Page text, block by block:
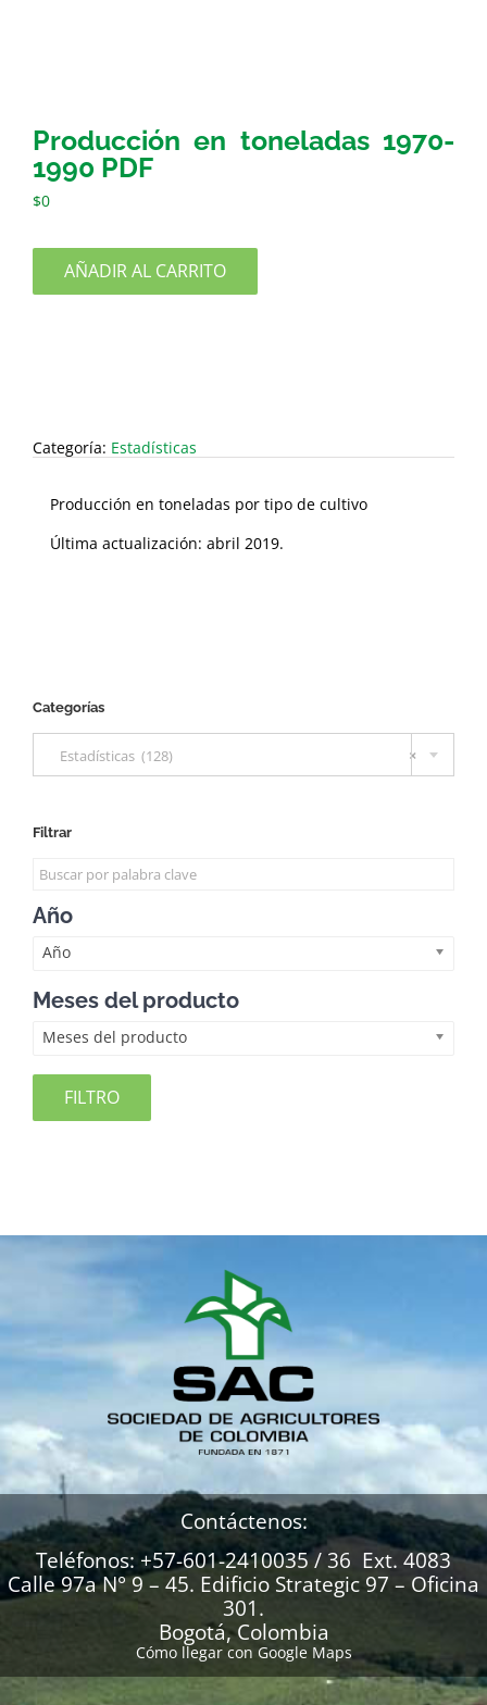
Producción en toneladas 1970-
1990 PDF
$0
AÑADIR AL CARRITO
Categoría: Estadísticas
Producción en toneladas por tipo de cultivo
Última actualización: abril 2019.
Categorías
×
Estadísticas (128)
Filtrar
Año
Año
Meses del producto
Meses del producto
FILTRO
Contáctenos:
Teléfonos: +57-601-2410035 / 36 Ext. 4083
Calle 97a N° 9 – 45. Edificio Strategic 97 – Oficina
301.
Bogotá, Colombia
Cómo llegar con Google Maps